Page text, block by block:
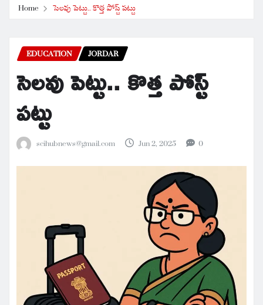
Home సెలవు పెట్టు.. కొత్త పోస్ట్ పట్టు
EDUCATION JORDAR
సెలవు పెట్టు.. కొత్త పోస్ట్
పట్టు
scihubnews@gmail.com Jun 2, 2025 0